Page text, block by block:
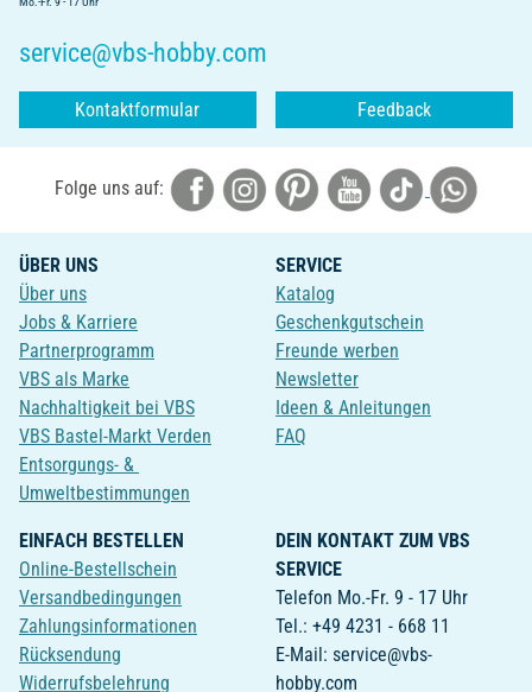
service@vbs-hobby.com
Kontaktformular Feedback
Folge uns auf:
ÜBER UNS
Über uns
Jobs & Karriere
Partnerprogramm
VBS als Marke
Nachhaltigkeit bei VBS
VBS Bastel-Markt Verden
Entsorgungs- &
Umweltbestimmungen
SERVICE
Katalog
Geschenkgutschein
Freunde werben
Newsletter
Ideen & Anleitungen
FAQ
EINFACH BESTELLEN
Online-Bestellschein
Versandbedingungen
Zahlungsinformationen
Rücksendung
Widerrufsbelehrung
DEIN KONTAKT ZUM VBS
SERVICE
Telefon Mo.-Fr. 9 - 17 Uhr
Tel.: +49 4231 - 668 11
E-Mail: service@vbs-
hobby.com